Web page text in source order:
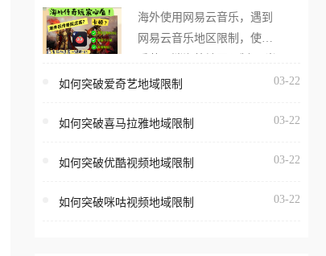
地区无法播放”的提示语。
海外用户如香港、澳门、台
亚、欧洲等国家和地区时，
台一样，出现地区及版权限
地区播放。 遇到这个问题的
海外使用网易云音乐，遇到
网易云音乐地区限制，使用
在海外打开网易云音乐，却
所在的地区无法播放”的提示
门、台湾、美国、加拿大、
区时，网易云音乐也会像其
如何突破爱奇艺地域限制 03-22
如何突破喜马拉雅地域限制 03-22
如何突破优酷视频地域限制 03-22
如何突破咪咕视频地域限制 03-22